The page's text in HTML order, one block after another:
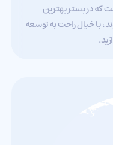
که در بستر بهترین
با خیال راحت به توسعه